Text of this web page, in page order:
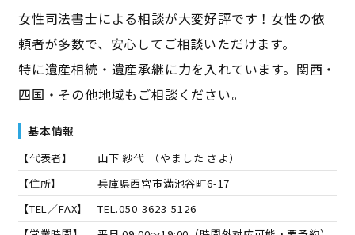
女性司法書士による相談が大変好評です！女性の依
頼者が多数で、安心してご相談いただけます。
特に遺産相続・遺産承継に力を入れています。関西・
四国・その他地域もご相談ください。
基本情報
【代表者】 山下 紗代 （やました さよ）
【住所】
兵庫県西宮市満池谷町6-17
【TEL／FAX】
TEL.050-3623-5126